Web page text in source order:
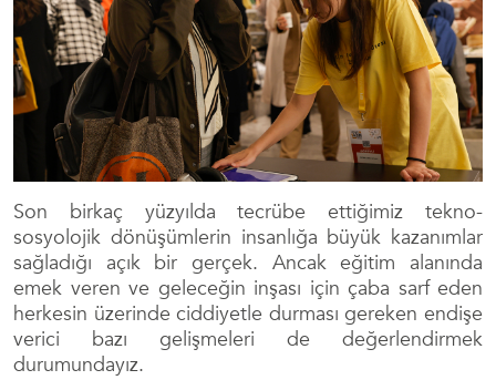
Son birkaç yüzyılda tecrübe ettiğimiz tekno-
sosyolojik dönüşümlerin insanlığa büyük kazanımlar
sağladığı açık bir gerçek. Ancak eğitim alanında
emek veren ve geleceğin inşası için çaba sarf eden
herkesin üzerinde ciddiyetle durması gereken endişe
verici bazı gelişmeleri de değerlendirmek
durumundayız.